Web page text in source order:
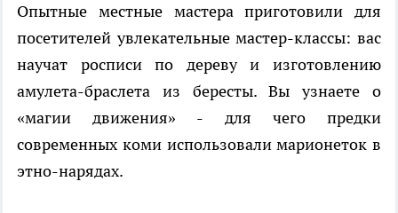
Опытные местные мастера приготовили для
посетителей увлекательные мастер-классы: вас
научат росписи по дереву и изготовлению
амулета-браслета из бересты. Вы узнаете о
«магии движения» - для чего предки
современных коми использовали марионеток в
этно-нарядах.